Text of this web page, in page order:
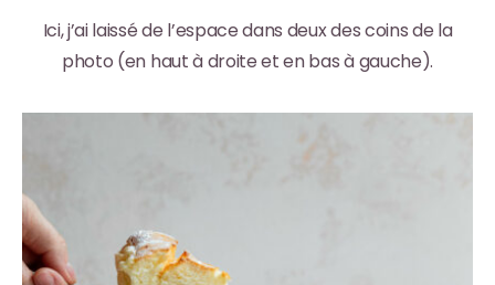
Ici, j’ai laissé de l’espace dans deux des coins de la
photo (en haut à droite et en bas à gauche).